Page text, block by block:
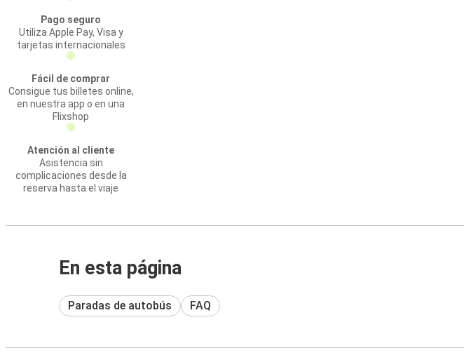
Pago seguro
Utiliza Apple Pay, Visa y
tarjetas internacionales
Fácil de comprar
Consigue tus billetes online,
en nuestra app o en una
Flixshop
Atención al cliente
Asistencia sin
complicaciones desde la
reserva hasta el viaje
En esta página
Paradas de autobús FAQ